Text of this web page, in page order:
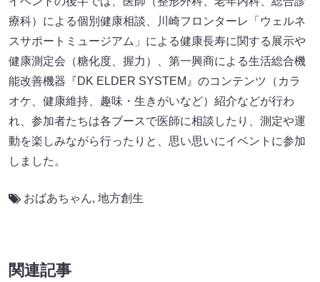
療科）による個別健康相談、川崎フロンターレ「ウェルネ
スサポートミュージアム」による健康長寿に関する展示や
健康測定会（糖化度、握力）、第一興商による生活総合機
能改善機器『DK ELDER SYSTEM』のコンテンツ（カラ
オケ、健康維持、趣味・生きがいなど）紹介などが行わ
れ、参加者たちは各ブースで医師に相談したり、測定や運
動を楽しみながら行ったりと、思い思いにイベントに参加
しました。
おばあちゃん, 地方創生
関連記事